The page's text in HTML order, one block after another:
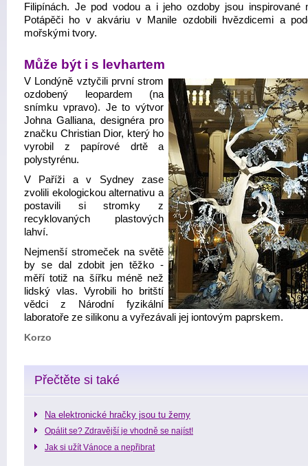
Filipínách. Je pod vodou a i jeho ozdoby jsou inspirované
Potápěči ho v akváriu v Manile ozdobili hvězdicemi a
mořskými tvory.
Může být i s levhartem
V Londýně vztyčili první strom
ozdobený leopardem (na
snímku vpravo). Je to výtvor
Johna Galliana, designéra pro
značku Christian Dior, který ho
vyrobil z papírové drtě a
polystyrénu.
V Paříži a v Sydney zase
zvolili ekologickou alternativu a
postavili si stromky z
recyklovaných plastových
lahví.
Nejmenší stromeček na světě
by se dal zdobit jen těžko -
měří totiž na šířku méně než
lidský vlas. Vyrobili ho britští
vědci z Národní fyzikální
laboratoře ze silikonu a vyřezávali jej iontovým paprskem.
Korzo
Přečtěte si také
Na elektronické hračky jsou tu žemy
Opálit se? Zdravější je vhodně se najíst!
Jak si užít Vánoce a nepřibrat